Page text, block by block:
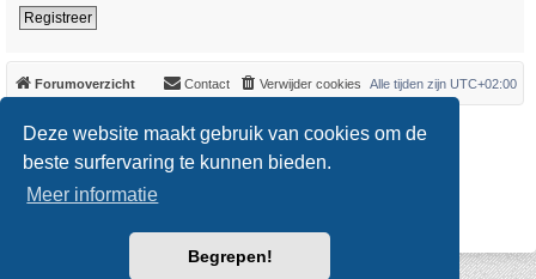
Deze website maakt gebruik van cookies om de
beste surfervaring te kunnen bieden.
Meer informatie
Begrepen!
Registreer
Forumoverzicht Alle tijden zijn UTC+02:00
Verwijder cookies
Contact
*Original Author:Brad Veryard
*Updated to 3.3.x by MannixMD
* Style version: 3.4.0
Powered by